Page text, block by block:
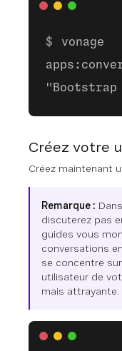
vonage
"Bootstrap
Créez votre
Créez maintenant
Remarque :
discuterez pas
guides vous
conversations
se concentre
utilisateur de
mais attrayante.